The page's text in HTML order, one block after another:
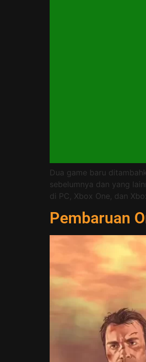
Dua game baru
sebelumnya dan yang
di PC, Xbox One, dan
Pembaruan